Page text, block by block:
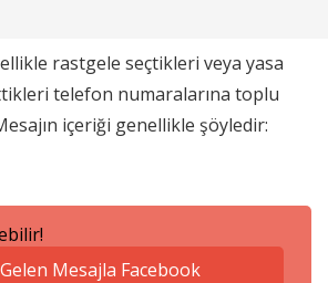
rastgele seçtikleri veya yasa
telefon numaralarına toplu
içeriği genellikle şöyledir:
Mesajla Facebook